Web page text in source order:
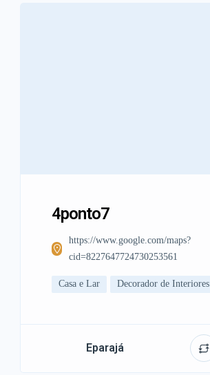
4ponto7
https://www.google.com/maps?
cid=8227647724730253561
Casa e Lar Decorador de Interiores
Eparajá